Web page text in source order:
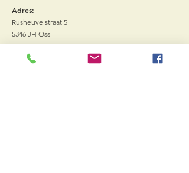
Adres:
Rusheuvelstraat 5
5346 JH Oss
E-mail:info@rusheuvel.nl